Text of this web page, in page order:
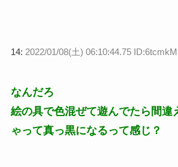
14: 2022/01/08(土) 06:10:44.75
なんだろ
絵の具で色混ぜて遊んでたら間違
ゃって真っ黒になるって感じ？